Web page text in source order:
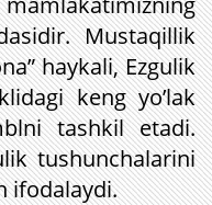
Mustaqillik
haykali, Ezgulik
keng yo’lak
tashkil etadi.
tushunchalarini
ifodalaydi.